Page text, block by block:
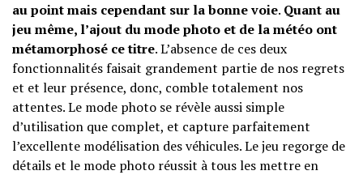
au point mais cependant sur la bonne voie. Quant au
jeu même, l’ajout du mode photo et de la météo ont
métamorphosé ce titre. L’absence de ces deux
fonctionnalités faisait grandement partie de nos regrets
et et leur présence, donc, comble totalement nos
attentes. Le mode photo se révèle aussi simple
d’utilisation que complet, et capture parfaitement
l’excellente modélisation des véhicules. Le jeu regorge de
détails et le mode photo réussit à tous les mettre en